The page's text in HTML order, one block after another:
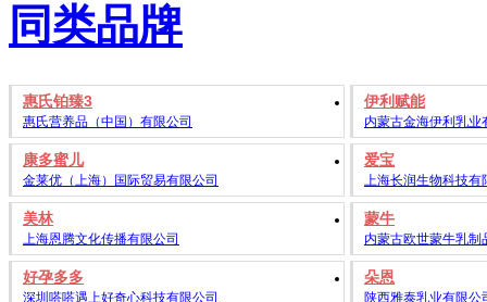
同类品牌
惠氏铂臻3
惠氏营养品（中国）有限公司
伊利赋能
内蒙古金海伊利乳业
康多蜜儿
金莱优（上海）国际贸易有限公司
爱宝
上海长润生物科技有
美林
上海恩腾文化传播有限公司
蒙牛
内蒙古欧世蒙牛乳制
好孕多多
深圳嗒嗒遇上好奇心科技有限公司
朵恩
陕西雅泰乳业有限公